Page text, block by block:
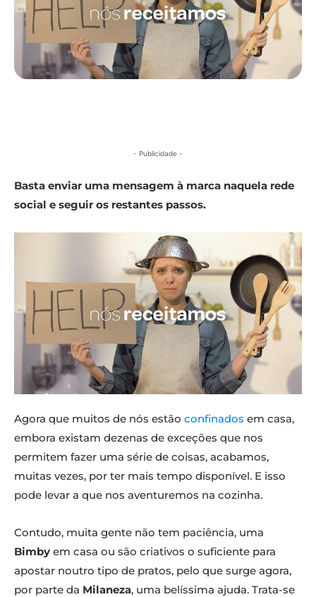
- Publicidade -
Basta enviar uma mensagem à marca naquela rede
social e seguir os restantes passos.
Agora que muitos de nós estão confinados em casa,
embora existam dezenas de exceções que nos
permitem fazer uma série de coisas, acabamos,
muitas vezes, por ter mais tempo disponível. E isso
pode levar a que nos aventuremos na cozinha.
Contudo, muita gente não tem paciência, uma
Bimby em casa ou são criativos o suficiente para
apostar noutro tipo de pratos, pelo que surge agora,
por parte da Milaneza, uma belíssima ajuda. Trata-se